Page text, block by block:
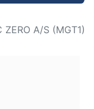
ZERO A/S (MGT1)